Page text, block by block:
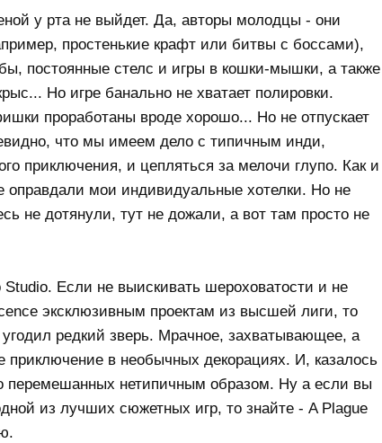
у рта не выйдет. Да, авторы молодцы - они
простенькие крафт или битвы с боссами),
постоянные стелс и игры в кошки-мышки, а также
Но игре банально не хватает полировки.
проработаны вроде хорошо... Но не отпускает
что мы имеем дело с типичным инди,
приключения, и цепляться за мелочи глупо. Как и
оправдали мои индивидуальные хотелки. Но не
не дотянули, тут не дожали, а вот там просто не
Studio. Если не выискивать шероховатости и не
эксклюзивным проектам из высшей лиги, то
редкий зверь. Мрачное, захватывающее, а
в необычных декорациях. И, казалось
нетипичным образом. Ну а если вы
из лучших сюжетных игр, то знайте - A Plague